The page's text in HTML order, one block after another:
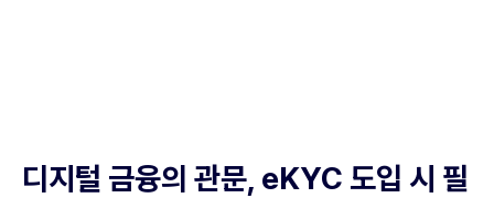
디지털 금융의 관문, eKYC 도입 시 필